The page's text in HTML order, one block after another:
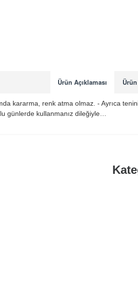
Ürün Açıklaması
kararma, renk atma olmaz. - Ayrıca
günlerde kullanmanız dileğiyle…